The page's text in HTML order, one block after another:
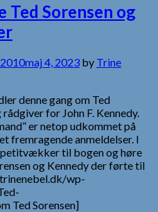
Ted Sorensen og
maj 4, 2023 by Trine
denne gang om Ted
for John F. Kennedy.
er netop udkommet på
fremragende anmeldelser. I
til bogen og høre
og Kennedy der førte til
wp-
Ted Sorensen]